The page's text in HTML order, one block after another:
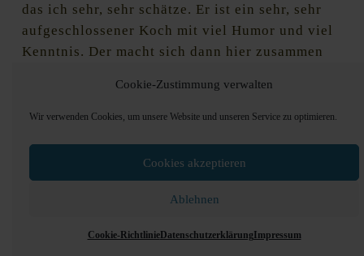
Cookie-Zustimmung verwalten
Wir verwenden Cookies, um unsere Website und unseren Service zu optimieren.
Cookies akzeptieren
Ablehnen
Cookie-RichtlinieDatenschutzerklärung Impressum
das ich sehr, sehr schätze. Er ist ein sehr, sehr
aufgeschlossener Koch mit viel Humor und viel
Kenntnis. Der macht sich dann hier zusammen
Möglichkeit, auf einer kleinen Experimental-
Sud-Anlage für ihn speziell ein Bier zu brauen.
Schritten in diese Richtung.
gegeneinander auszuspielen, sondern die